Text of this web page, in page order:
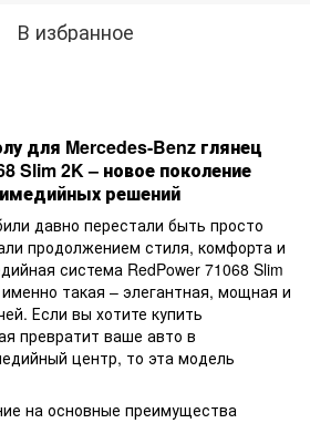
В избранное
для Mercedes-Benz глянец
Slim 2K – новое поколение
решений
давно перестали быть просто
продолжением стиля, комфорта и
система RedPower 71068 Slim
такая – элегантная, мощная и
Если вы хотите купить
превратит ваше авто в
центр, то эта модель
на основные преимущества